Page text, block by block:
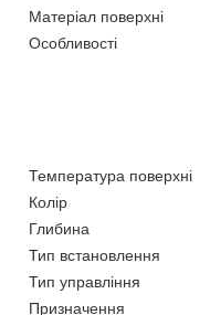
Матеріал поверхні
Особливості
Температура поверхні
Колір
Глибина
Тип встановлення
Тип управління
Призначення